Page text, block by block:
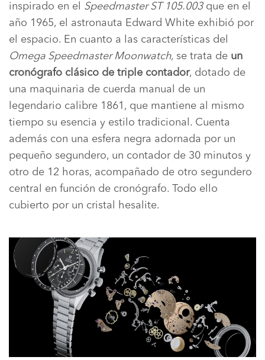
inspirado en el Speedmaster ST 105.003que en el
año 1965, el astronauta Edward White exhibió por
el espacio. En cuanto a las características del
Omega Speedmaster Moonwatch, se trata de un
cronógrafo clásico de triple contador, dotado de
una maquinaria de cuerda manual de un
legendario calibre 1861, que mantiene al mismo
tiempo su esencia y estilo tradicional. Cuenta
además con una esfera negra adornada por un
pequeño segundero, un contador de 30 minutos y
otro de 12 horas, acompañado de otro segundero
central en función de cronógrafo. Todo ello
cubierto por un cristal hesalite.